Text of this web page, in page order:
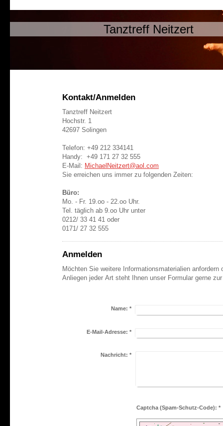
Tanztreff Neitzert
Kontakt/Anmelden
Tanztreff Neitzert
Hochstr. 1
42697 Solingen
Telefon: +49 212 334141
Handy: +49 171 27 32 555
E-Mail: MichaelNeitzert@aol.com
Sie erreichen uns immer zu folgenden Zeiten:
Büro:
Mo. - Fr. 19.oo - 22.oo Uhr.
Tel. täglich ab 9.oo Uhr unter
0212/ 33 41 41 oder
0171/ 27 32 555
Anmelden
Möchten Sie weitere Informationsmaterialien anfordern
Anliegen jeder Art steht Ihnen unser Formular gerne
Name: *
E-Mail-Adresse: *
Nachricht: *
Captcha (Spam-Schutz-Code): *